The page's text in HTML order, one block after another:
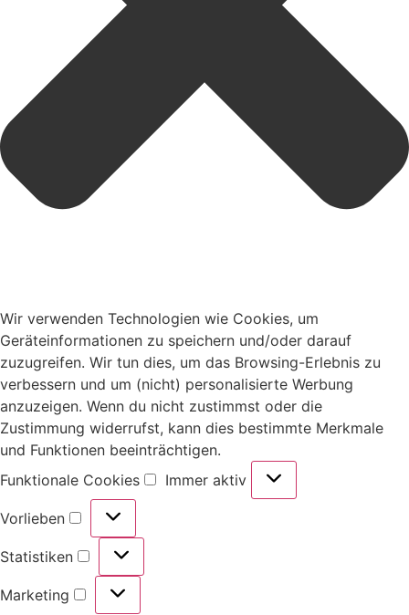
Wir verwenden Technologien wie Cookies, um
Geräteinformationen zu speichern und/oder darauf
zuzugreifen. Wir tun dies, um das Browsing-Erlebnis zu
verbessern und um (nicht) personalisierte Werbung
anzuzeigen. Wenn du nicht zustimmst oder die
Zustimmung widerrufst, kann dies bestimmte Merkmale
und Funktionen beeinträchtigen.
Funktionale Cookies
Immer aktiv
Vorlieben
Statistiken
Marketing